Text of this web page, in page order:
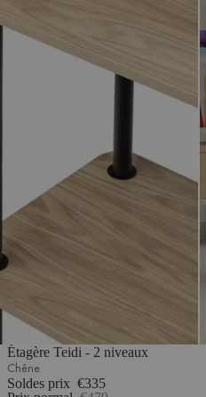
Étagère Teidi - 2 niveaux
Chêne
Soldes prix €335